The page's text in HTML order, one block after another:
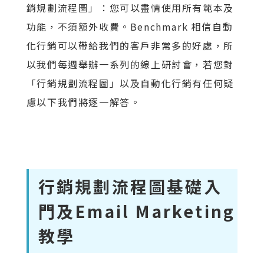
銷規劃流程圖」：您可以盡情使用所有範本及
功能，不須額外收費。Benchmark 相信自動
化行銷可以帶給我們的客戶非常多的好處，所
以我們每週舉辦一系列的線上研討會，若您對
「行銷規劃流程圖」以及自動化行銷有任何疑
慮以下我們將逐一解答。
行銷規劃流程圖基礎入
門及Email Marketing
教學